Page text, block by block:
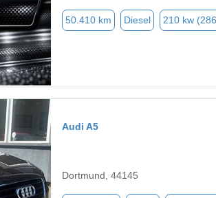
50.410 km Diesel 210 kw
Audi A5
Dortmund, 44145